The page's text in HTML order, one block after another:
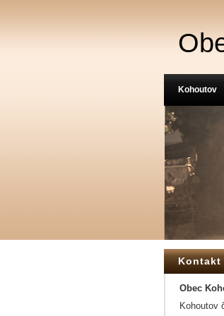
Kontakt
Obec
Kohoutov
Kohoutov